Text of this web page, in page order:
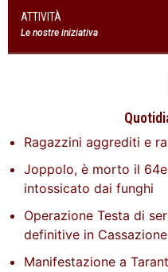
ATTIVITÀ
Le nostre iniziativa
Ragazzini aggrediti e
Joppolo, è morto il
intossicato dai funghi
Operazione Testa di
definitive in Cassazione
Manifestazione a